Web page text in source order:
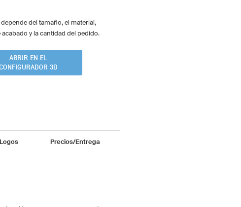
del tamaño, el material,
acabado y la cantidad del pedido.
ABRIR EN EL
3D
Logos Precios/Entrega